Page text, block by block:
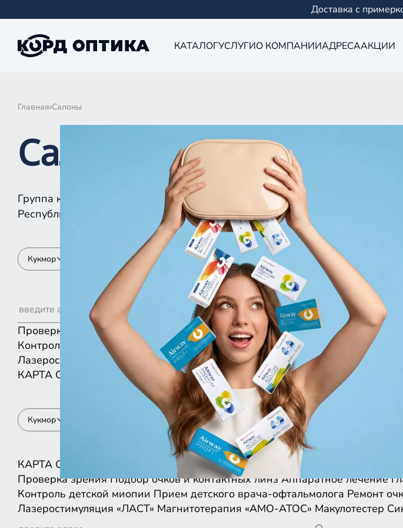
Доставка с
КАТАЛОГУСЛУГИО КОМПАНИИАДРЕСААКЦИИ
Главная Салоны
Салоны КОРД Оптика
Группа компаний «Корд Оптика» - это более 100 салонов в Казани и
Республике Татарстан, Самаре, Уфе, Рыбинске.
Кукмор
Проверка зрения Подбор очков и контактных линз Аппаратное лечение
Контроль детской миопии
Прием детского врача-офтальмолога Ремонт
Лазеростимуляция «ЛАСТ»
Магнитотерапия «АМО-АТОС» Макулотестер
КАРТА СПИСКОМ
Кукмор
КАРТА СПИСКОМ
Проверка зрения Подбор очков и контактных линз Аппаратное лечение
Контроль детской миопии Прием детского врача-офтальмолога Ремонт
Лазеростимуляция «ЛАСТ» Магнитотерапия «АМО-АТОС» Макулотестер